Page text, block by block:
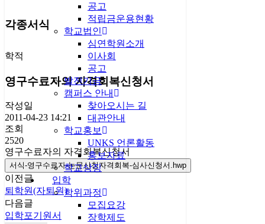
공고
적립금운용현황
학교법인
심연학원소개
이사회
공고
발전기금
캠퍼스 안내
찾아오시는 길
대관안내
학교홍보
UNKS 언론활동
홍보자료
학교상징
입학
학위과정
모집요강
장학제도
각종서식
학적
영구수료자의 자격회복신청서
작성일
2011-04-23 14:21
조회
2520
영구수료자의 자격회복신청서
서식-영구수료자-논문신청자격회복-심사신청서.hwp
이전글
퇴학원(자퇴원)
다음글
입학포기원서